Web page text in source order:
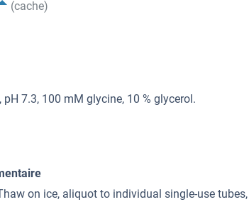
(cache)
pH 7.3, 100 mM glycine, 10 % glycerol.
on ice, aliquot to individual single-use